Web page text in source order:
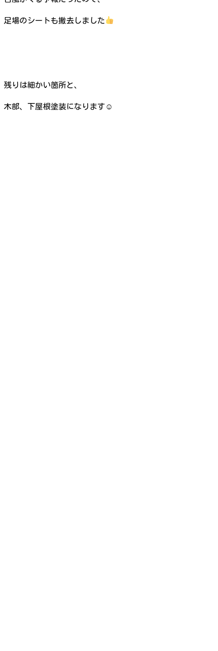
足場のシートも撤去しました
残りは細かい箇所と、
木部、下屋根塗装になります☺